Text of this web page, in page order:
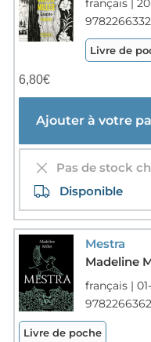
Livre de
6,80€
Ajouter à votre
Pas de stock
Disponible
Mestra
Madeline
français |
Livre de poche